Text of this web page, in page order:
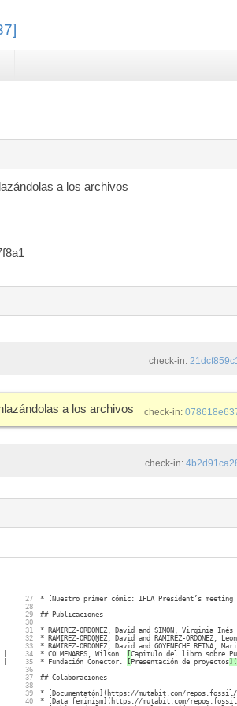
a los archivos
check-in:
a los archivos check-in:
check-in:
comic-ifla-presidents-meeting-sketchbook/)
Treaty and stories of librarians in Latin
en Colombia: una mirada desde organizaciones de
Leonardo (2016) [Colombia: Situación de las
escribir y publicar juntos. Colaboración con la
Colaboración con la Comunidad de Grafoscopio.
27
28
29
30
31
32
33
34
35
36
37
38
39
40
* [Nuestro primer cómic: IFLA President’s
## Publicaciones
* RAMÍREZ-ORDÓÑEZ, David and SIMÓN,
* RAMÍREZ-ORDÓÑEZ, David and RAMÍREZ-
* RAMÍREZ-ORDÓÑEZ, David and GOYENECHE
* COLMENARES, Wilson.
Capitulo del libro sobre
* Fundación Conector.
Presentación de proyectos
## Colaboraciones
* [Documentatón](https://mutabit.com/
* [Data feminism](https://mutabit.com/